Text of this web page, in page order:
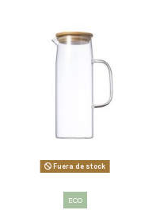
Fuera de stock
ECO